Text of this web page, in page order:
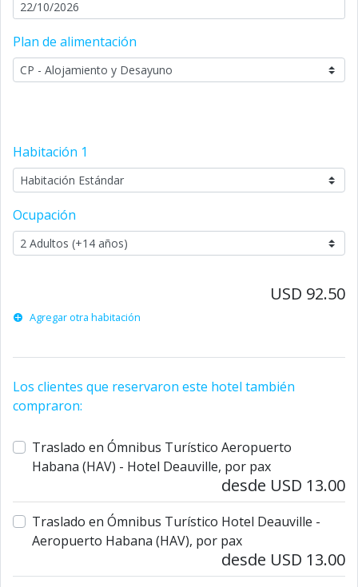
Plan de alimentación
Habitación 1
Ocupación
USD 92.50
Agregar otra habitación
Los clientes que reservaron este hotel también
compraron:
Traslado en Ómnibus Turístico Aeropuerto
Habana (HAV) - Hotel Deauville, por pax
desde USD 13.00
Traslado en Ómnibus Turístico Hotel Deauville -
Aeropuerto Habana (HAV), por pax
desde USD 13.00